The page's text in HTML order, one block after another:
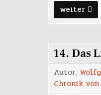
weiter 15.
Der
Weg
14. Das
Autor:
Chronik